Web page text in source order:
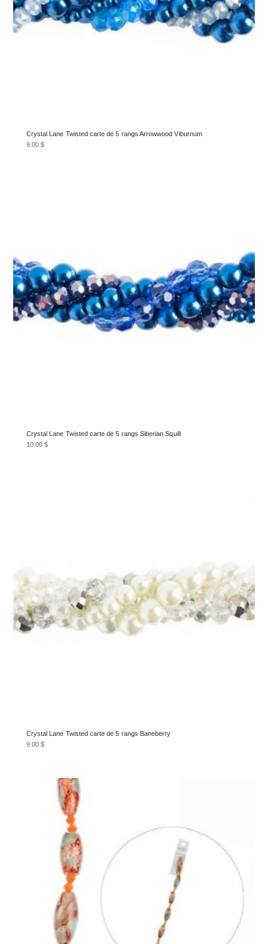
Crystal Lane Twisted carte de 5 rangs Arrowwood Viburnum
9.00$
Crystal Lane Twisted carte de 5 rangs Siberian Squill
10.00$
Crystal Lane Twisted carte de 5 rangs Baneberry
9.00$